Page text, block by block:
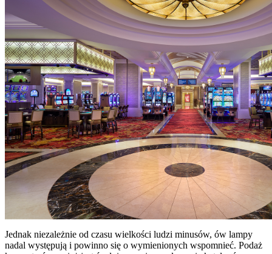
Jednak niezależnie od czasu wielkości ludzi minusów, ów lampy
nadal występują i powinno się o wymienionych wspomnieć. Podaż